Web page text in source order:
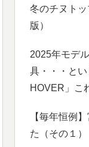
冬のチヌト
版）
2025年モデ
具・・・と
HOVER」こ
【毎年恒例
た（その１）